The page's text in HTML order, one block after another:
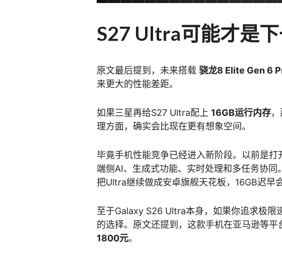
S27 Ultra可能才是
原文最后提到，未来搭载 骁龙8 Elite Gen 6
来更大的性能差距。
如果三星再给S27 Ultra配上 16GB运行内存
理方面，确实会比现在更有想象空间。
毕竟手机性能竞争已经进入新阶段。以前是
端侧AI、生成式功能、实时处理和多任务协同
把Ultra继续做成安卓旗舰天花板，16GB迟早
至于Galaxy S26 Ultra本身，如果你追求极限
的选择。原文还提到，这款手机在亚马逊等平
1800元。